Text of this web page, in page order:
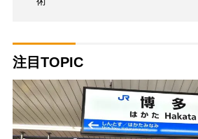
注目TOPIC